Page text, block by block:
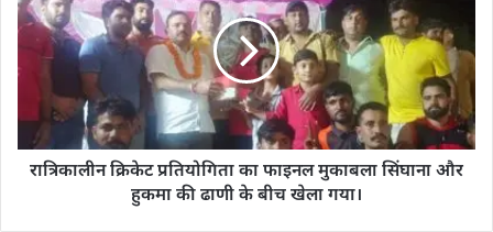
रात्रिकालीन क्रिकेट प्रतियोगिता का फाइनल मुकाबला सिंघाना और
हुकमा की ढाणी के बीच खेला गया।